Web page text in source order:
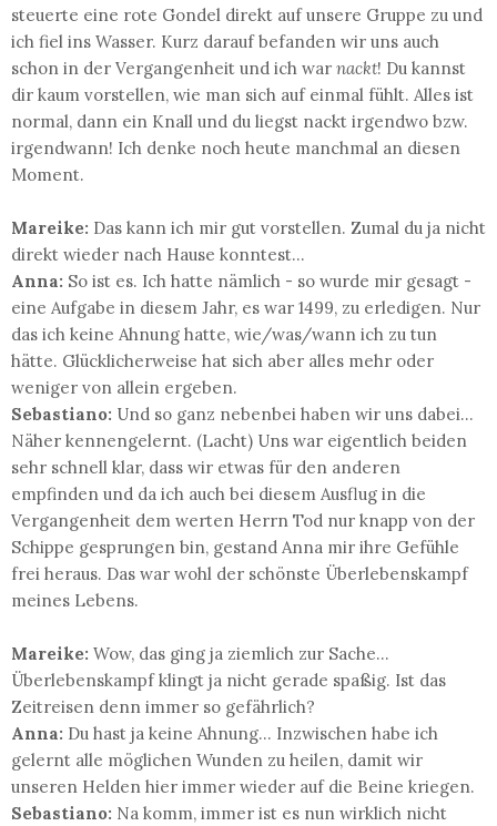
steuerte eine rote Gondel direkt auf unsere Gruppe zu und
ich fiel ins Wasser. Kurz darauf befanden wir uns auch
schon in der Vergangenheit und ich war nackt! Du kannst
dir kaum vorstellen, wie man sich auf einmal fühlt. Alles ist
normal, dann ein Knall und du liegst nackt irgendwo bzw.
irgendwann! Ich denke noch heute manchmal an diesen
Moment.
Mareike: Das kann ich mir gut vorstellen. Zumal du ja nicht
direkt wieder nach Hause konntest...
Anna: So ist es. Ich hatte nämlich - so wurde mir gesagt -
eine Aufgabe in diesem Jahr, es war 1499, zu erledigen. Nur
das ich keine Ahnung hatte, wie/was/wann ich zu tun
hätte. Glücklicherweise hat sich aber alles mehr oder
weniger von allein ergeben.
Sebastiano: Und so ganz nebenbei haben wir uns dabei...
Näher kennengelernt. (Lacht) Uns war eigentlich beiden
sehr schnell klar, dass wir etwas für den anderen
empfinden und da ich auch bei diesem Ausflug in die
Vergangenheit dem werten Herrn Tod nur knapp von der
Schippe gesprungen bin, gestand Anna mir ihre Gefühle
frei heraus. Das war wohl der schönste Überlebenskampf
meines Lebens.
Mareike: Wow, das ging ja ziemlich zur Sache...
Überlebenskampf klingt ja nicht gerade spaßig. Ist das
Zeitreisen denn immer so gefährlich?
Anna: Du hast ja keine Ahnung... Inzwischen habe ich
gelernt alle möglichen Wunden zu heilen, damit wir
unseren Helden hier immer wieder auf die Beine kriegen.
Sebastiano: Na komm, immer ist es nun wirklich nicht